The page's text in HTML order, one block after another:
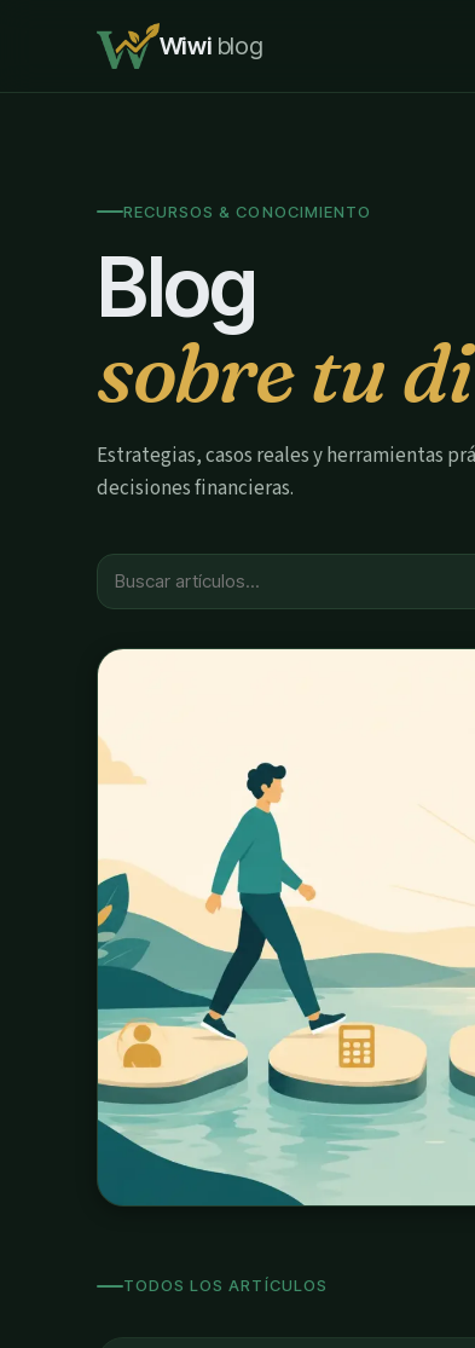
Wiwi blog
RECURSOS & CONOCIMIENTO
Blog
sobre tu
Estrategias, casos reales y herramientas
decisiones financieras.
TODOS LOS ARTÍCULOS